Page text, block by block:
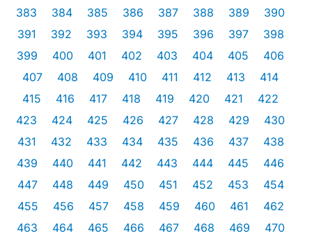
383
384 385 386 387 388 389
390
391
392 393 394 395 396 397
398
399
400 401 402 403 404 405
406
407
408 409 410 411 412 413
414
415
416 417 418 419 420 421
422
423
424 425 426 427 428 429
430
431
432 433 434 435 436 437
438
439
440 441 442 443 444 445
446
447
448 449 450 451 452 453
454
455
456 457 458 459 460 461
462
463
464 465 466 467 468 469
470